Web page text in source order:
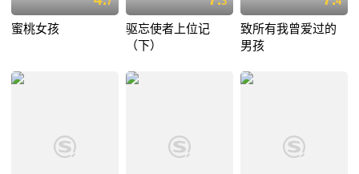
蜜桃女孩
驱忘使者上位记
（下）
致所有我曾爱过的
男孩